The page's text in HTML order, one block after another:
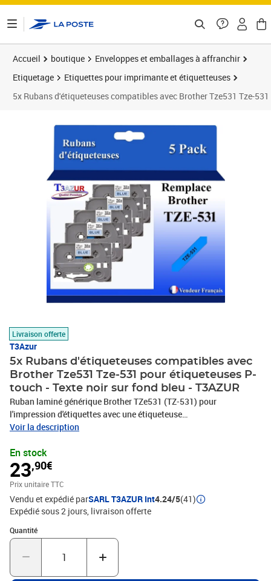
Accueil boutique
Enveloppes et emballages à affranchir
Etiquetage
Etiquettes pour imprimante et étiquetteuses
5x Rubans d'étiqueteuses compatibles avec Brother Tze531 Tze-
Livraison offerte
T3Azur
5x Rubans d'étiqueteuses compatibles avec
Brother Tze531 Tze-531 pour étiqueteuses P-
touch - Texte noir sur fond bleu - T3AZUR
Ruban laminé générique Brother TZe531 (TZ-531) pour
l'impression d'étiquettes avec une étiqueteuse
électronique.Utilisable sur les étiqueteuses électroniques
des surfaces lisses et planes, ils créent des étiquettes clairement
lisibles pendant longtemps.Les rubans stratifiés sont conçus pour
durer, même dans des conditions extrêmes, et sont capables de
résister aux températures extrêmes, à la lumière du soleil, à l'eau,
aux produits chimiques ou à l'abrasion.Il existe de nombreux
rubans laminés disponibles dans une grande variété de couleurs et
de tailles pour utiliser l'étiquette la plus adaptée à chaque
occasion.Concentration en bisphénol A inférieure à 0,02% en poids
(conformément à la réglementation en vigueur).Caractéristiques:-
Voir la description
En stock
23,90€
Prix unitaire TTC
Vendu et expédié parSARL T3AZUR Int4.24/5(41)
Expédié sous 2 jours livraison offerte
Quantité
Quantité : 1